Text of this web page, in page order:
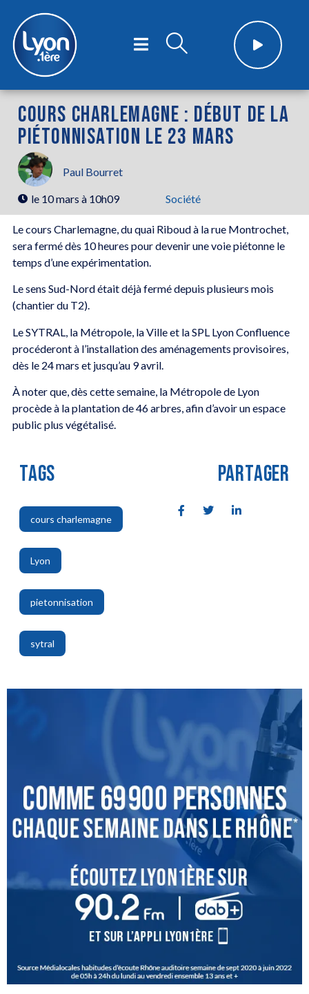
COURS CHARLEMAGNE : DÉBUT DE LA
PIÉTONNISATION LE 23 MARS
Paul Bourret
le 10 mars à 10h09 Société
Le cours Charlemagne, du quai Riboud à la rue Montrochet,
sera fermé dès 10 heures pour devenir une voie piétonne le
temps d’une expérimentation.
Le sens Sud-Nord était déjà fermé depuis plusieurs mois
(chantier du T2).
Le SYTRAL, la Métropole, la Ville et la SPL Lyon Confluence
procéderont à l’installation des aménagements provisoires,
dès le 24 mars et jusqu’au 9 avril.
À noter que, dès cette semaine, la Métropole de Lyon
procède à la plantation de 46 arbres, afin d’avoir un espace
public plus végétalisé.
TAGS
cours charlemagne
,
Lyon
,
pietonnisation
,
sytral
PARTAGER